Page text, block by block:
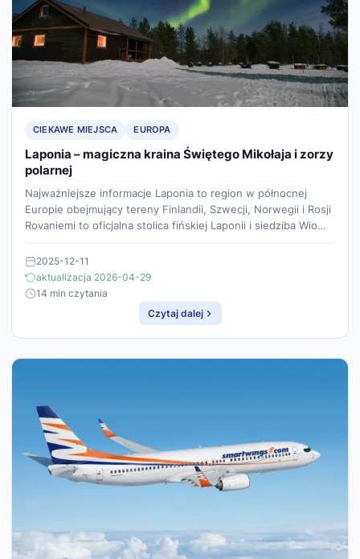
CIEKAWE MIEJSCA EUROPA
Laponia – magiczna kraina Świętego Mikołaja i zorzy
polarnej
Najważniejsze informacje Laponia to region w północnej
Europie obejmujący tereny Finlandii, Szwecji, Norwegii i Rosji
Rovaniemi to oficjalna stolica fińskiej Laponii i siedziba Wio…
2025-12-11
aktualizacja 2026-04-29
14 min czytania
Czytaj dalej